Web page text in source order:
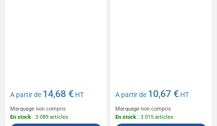
A partir de 14,68 € HT
Marquage non compris
En stock : 3 089 articles
A partir de 10,67 € HT
Marquage non compris
En stock : 3 015 articles